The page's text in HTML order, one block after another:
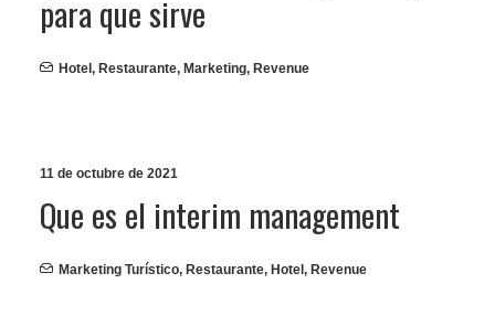
para que sirve
Hotel , Restaurante, Marketing, Revenue
11 de octubre de 2021
Que es el interim management
Marketing Turístico, Restaurante, Hotel , Revenue